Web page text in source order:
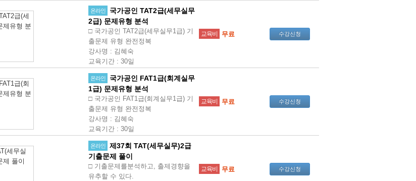
온라인
국가공인 TAT2급(세무실무
2급) 문제유형 분석
□ 국가공인 TAT2급(세무실무1급) 기
출문제 유형 완전정복
강사명 : 김혜숙
교육기간 : 30일
교육비 무료 수강신청
온라인
국가공인 FAT1급(회계실무
1급) 문제유형 분석
□ 국가공인 FAT1급(회계실무1급) 기
출문제 유형 완전정복
강사명 : 김혜숙
교육기간 : 30일
교육비 무료 수강신청
온라인
제37회 TAT(세무실무)2급
기출문제 풀이
□ 기출문제를분석하고, 출제경향을
유추할 수 있다.
교육비 무료 수강신청